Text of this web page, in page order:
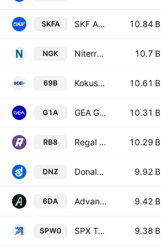
SKFA SKF AB Class A 10.84 B
NGK Niterra Co.,Ltd. 10.7 B
69B Kokusai Electric Corporation 10.61 B
G1A GEA Group Aktiengesellschaft 10.31 B
RB8 Regal Rexnord Corporation 10.29 B
DNZ Donaldson Company, Inc. 9.92 B
6DA Advanced Drainage Systems, Inc. 9.42 B
SPW0 SPX Technologies, Inc. 9.38 B